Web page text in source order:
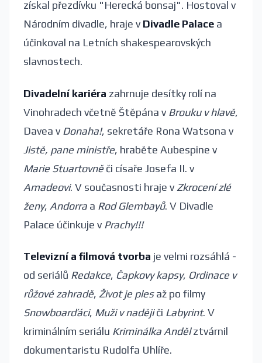
získal přezdívku "Herecká bonsaj". Hostoval v
Národním divadle, hraje v Divadle Palace a
účinkoval na Letních shakespearovských
slavnostech.
Divadelní kariéra zahrnuje desítky rolí na
Vinohradech včetně Štěpána v Brouku v hlavě,
Davea v Donaha!, sekretáře Rona Watsona v
Jistě, pane ministře, hraběte Aubespine v
Marie Stuartovněči císaře Josefa II. v
Amadeovi. V současnosti hraje v Zkrocení zlé
ženy, Andorra a Rod Glembayů. V Divadle
Palace účinkuje v Prachy!!!
Televizní a filmová tvorba je velmi rozsáhlá -
od seriálů Redakce, Čapkovy kapsy, Ordinace v
růžové zahradě, Život je plesaž po filmy
Snowboarďáci, Muži v nadějiči Labyrint. V
kriminálním seriálu Kriminálka Andělztvárnil
dokumentaristu Rudolfa Uhlíře.